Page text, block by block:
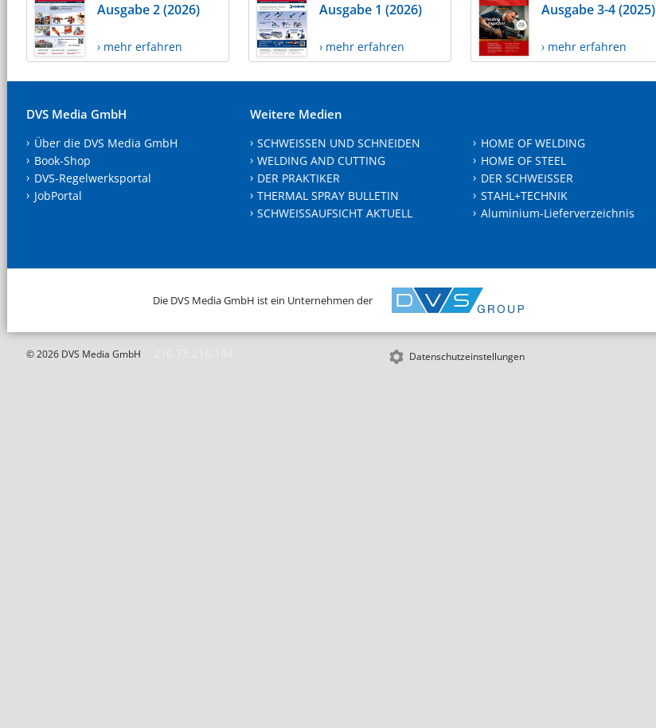
Ausgabe 2 (2026)
› mehr erfahren
Ausgabe 1 (2026)
› mehr erfahren
Ausgabe 3-4 (2025)
› mehr erfahren
DVS Media GmbH
Über die DVS Media GmbH
Book-Shop
DVS-Regelwerksportal
JobPortal
Weitere Medien
SCHWEISSEN UND SCHNEIDEN
WELDING AND CUTTING
DER PRAKTIKER
THERMAL SPRAY BULLETIN
SCHWEISSAUFSICHT AKTUELL
HOME OF WELDING
HOME OF STEEL
DER SCHWEISSER
STAHL+TECHNIK
Aluminium-Lieferverzeichnis
Die DVS Media GmbH ist ein Unternehmen der
© 2026 DVS Media GmbH Datenschutzeinstellungen